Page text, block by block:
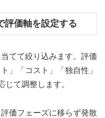
評価軸を設定する
てて絞り込みます。評価
」「コスト」「独自性」
て調整します。
価フェーズに移らず発散